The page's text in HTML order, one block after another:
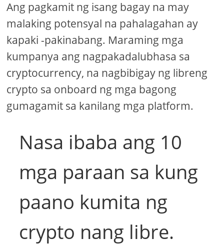
Ang pagkamit ng isang bagay na may
malaking potensyal na pahalagahan ay
kapaki -pakinabang. Maraming mga
kumpanya ang nagpakadalubhasa sa
cryptocurrency, na nagbibigay ng libreng
crypto sa onboard ng mga bagong
gumagamit sa kanilang mga platform.
Nasa ibaba ang 10
mga paraan sa kung
paano kumita ng
crypto nang libre.